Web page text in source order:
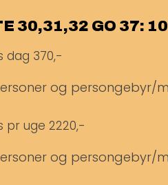
30,31,32 GO 37:
dag 370,-
og persongebyr/
pr uge 2220,-
og persongebyr/